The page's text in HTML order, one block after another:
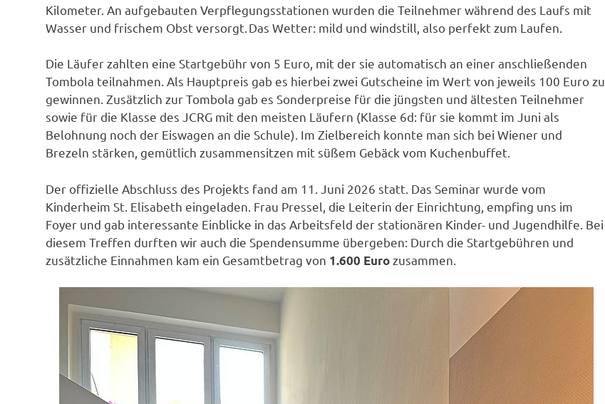
Kilometer. An aufgebauten Verpflegungsstationen wurden die Teilnehmer während des Laufs mit
Wasser und frischem Obst versorgt. Das Wetter: mild und windstill, also perfekt zum Laufen.
Die Läufer zahlten eine Startgebühr von 5 Euro, mit der sie automatisch an einer anschließenden
Tombola teilnahmen. Als Hauptpreis gab es hierbei zwei Gutscheine im Wert von jeweils 100 Euro zu
gewinnen. Zusätzlich zur Tombola gab es Sonderpreise für die jüngsten und ältesten Teilnehmer
sowie für die Klasse des JCRG mit den meisten Läufern (Klasse 6d: für sie kommt im Juni als
Belohnung noch der Eiswagen an die Schule). Im Zielbereich konnte man sich bei Wiener und
Brezeln stärken, gemütlich zusammensitzen mit süßem Gebäck vom Kuchenbuffet.
Der offizielle Abschluss des Projekts fand am 11. Juni 2026 statt. Das Seminar wurde vom
Kinderheim St. Elisabeth eingeladen. Frau Pressel, die Leiterin der Einrichtung, empfing uns im
Foyer und gab interessante Einblicke in das Arbeitsfeld der stationären Kinder- und Jugendhilfe. Bei
diesem Treffen durften wir auch die Spendensumme übergeben: Durch die Startgebühren und
zusätzliche Einnahmen kam ein Gesamtbetrag von 1.600 Eurozusammen.